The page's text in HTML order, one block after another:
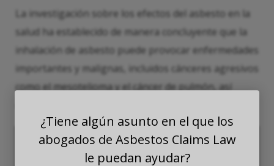
La investigación sobre los efectos del asbesto en la
salud ha establecido de manera concluyente que la
inhalación de asbesto puede provocar enfermedades
importantes y malignas, incluidos cánceres agresivos
como el mesotelioma y el cáncer de pulmón, así
La investigación científica sugiere
¿Tiene algún asunto en el que los
abogados de Asbestos Claims Law
le puedan ayudar?